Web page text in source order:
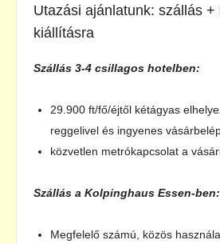
Utazási ajánlatunk: szállás
kiállításra
Szállás 3-4 csillagos hotelben:
29.900 ft/fő/éjtől kétágyas
reggelivel és ingyenes
közvetlen metrókapcsolat a
Szállás a Kolpinghaus Essen-ben:
Megfelelő számú, közös